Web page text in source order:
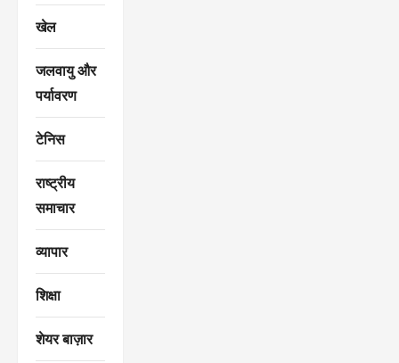
खेल
जलवायु और
पर्यावरण
टेनिस
राष्ट्रीय
समाचार
व्यापार
शिक्षा
शेयर बाज़ार